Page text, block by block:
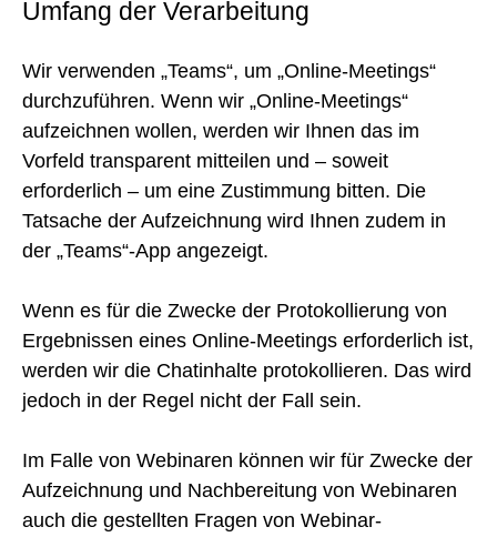
Umfang der Verarbeitung
Wir verwenden „Teams“, um „Online-Meetings“
durchzuführen. Wenn wir „Online-Meetings“
aufzeichnen wollen, werden wir Ihnen das im
Vorfeld transparent mitteilen und – soweit
erforderlich – um eine Zustimmung bitten. Die
Tatsache der Aufzeichnung wird Ihnen zudem in
der „Teams“-App angezeigt.
Wenn es für die Zwecke der Protokollierung von
Ergebnissen eines Online-Meetings erforderlich ist,
werden wir die Chatinhalte protokollieren. Das wird
jedoch in der Regel nicht der Fall sein.
Im Falle von Webinaren können wir für Zwecke der
Aufzeichnung und Nachbereitung von Webinaren
auch die gestellten Fragen von Webinar-